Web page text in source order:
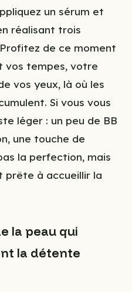
un sérum et
réalisant trois
de ce moment
vos tempes, votre
vos yeux, là où les
Si vous vous
léger : un peu de BB
une touche de
la perfection, mais
prête à accueillir la
la peau qui
la détente